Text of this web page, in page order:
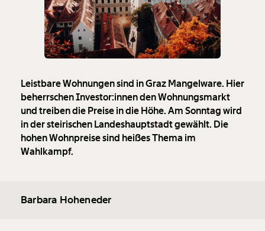
Leistbare Wohnungen sind in Graz Mangelware. Hier
beherrschen Investor:innen den Wohnungsmarkt
und treiben die Preise in die Höhe. Am Sonntag wird
in der steirischen Landeshauptstadt gewählt. Die
hohen Wohnpreise sind heißes Thema im
Wahlkampf.
Barbara Hoheneder